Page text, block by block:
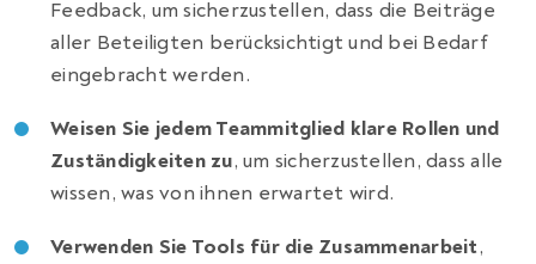
Feedback, um sicherzustellen, dass die Beiträge
aller Beteiligten berücksichtigt und bei Bedarf
eingebracht werden.
Weisen Sie jedem Teammitglied klare Rollen und
Zuständigkeiten zu, um sicherzustellen, dass alle
wissen, was von ihnen erwartet wird.
Verwenden Sie Tools für die Zusammenarbeit,